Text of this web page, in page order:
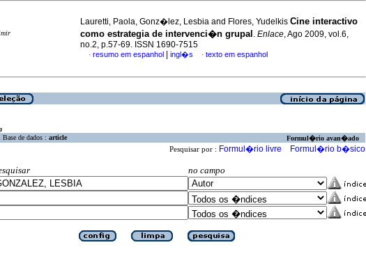
Lauretti, Paola, Gonz�lez, Lesbia and Flores, Yudelkis Cine interactivo
como estrategia de intervenci�n grupal . Enlace, Ago 2009, vol.6,
no.2, p.57-69. ISSN 1690-7515
· resumo em espanhol ingl�s · texto em espanhol
Base de dados : article Formul�rio avan�ado
Pesquisar por : Formul�rio livre Formul�rio b�sico
no campo